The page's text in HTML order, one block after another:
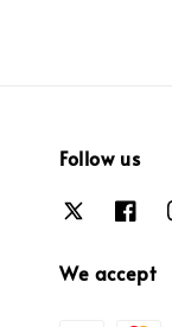
Follow us
We accept